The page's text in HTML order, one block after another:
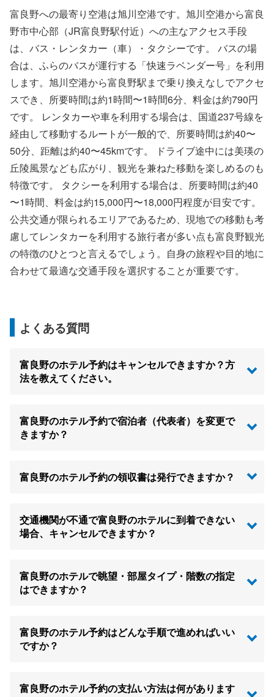
富良野への最寄り空港は旭川空港です。旭川空港から富良
野市中心部（JR富良野駅付近）への主なアクセス手段
は、バス・レンタカー（車）・タクシーです。 バスの場
合は、ふらのバスが運行する「快速ラベンダー号」を利用
します。旭川空港から富良野駅まで乗り換えなしでアクセ
スでき、所要時間は約1時間〜1時間6分、料金は約790円
です。 レンタカーや車を利用する場合は、国道237号線を
経由して移動するルートが一般的で、所要時間は約40〜
50分、距離は約40〜45kmです。 ドライブ途中には美瑛の
丘陵風景なども広がり、観光を兼ねた移動を楽しめるのも
特徴です。 タクシーを利用する場合は、所要時間は約40
〜1時間、料金は約15,000円〜18,000円程度が目安です。
公共交通が限られるエリアであるため、現地での移動も考
慮してレンタカーを利用する旅行者が多い点も富良野観光
の特徴のひとつと言えるでしょう。自身の旅程や目的地に
合わせて最適な交通手段を選択することが重要です。
よくある質問
富良野のホテル予約はキャンセルできますか？方
法を教えてください。
富良野のホテル予約で宿泊者（代表者）を変更で
きますか？
富良野のホテル予約の領収書は発行できますか？
交通機関が不通で富良野のホテルに到着できない
場合、キャンセルできますか？
富良野のホテルで眺望・部屋タイプ・階数の指定
はできますか？
富良野のホテル予約はどんな手順で進めればいい
ですか？
富良野のホテル予約の支払い方法は何があります